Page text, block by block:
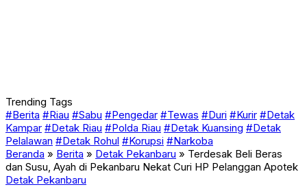
Trending Tags
#Berita #Riau #Sabu #Pengedar #Tewas #Duri #Kurir #Detak
Kampar #Detak Riau #Polda Riau #Detak Kuansing #Detak
Pelalawan #Detak Rohul #Korupsi #Narkoba
Beranda » Berita » Detak Pekanbaru » Terdesak Beli Beras
dan Susu, Ayah di Pekanbaru Nekat Curi HP Pelanggan Apotek
Detak Pekanbaru